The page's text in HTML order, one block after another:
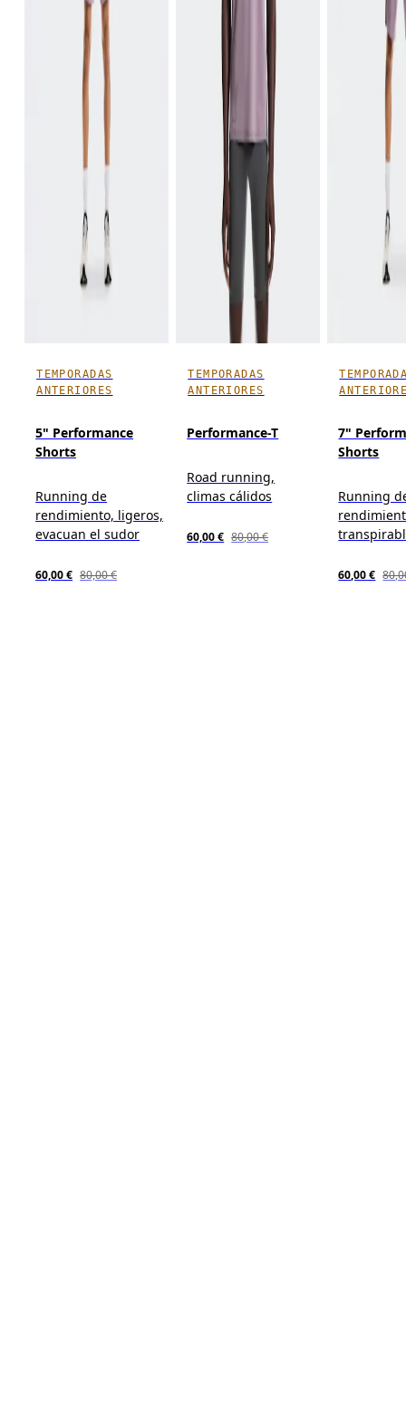
TEMPORADAS
ANTERIORES
5" Performance
Shorts
Running de
rendimiento, ligeros,
evacuan el sudor
60,00 € 80,00 €
TEMPORADAS
ANTERIORES
Performance-T
Road running,
climas cálidos
60,00 € 80,00 €
7"
Shorts
Running
60,00 €